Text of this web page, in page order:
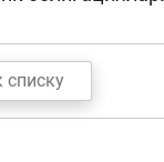
списку